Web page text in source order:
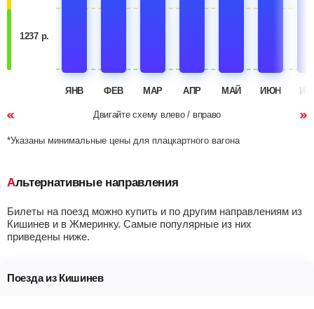
1237 р.
ЯНВ ФЕВ МАР АПР МАЙ ИЮН
Двигайте схему влево / вправо
*Указаны минимальные цены для плацкартного вагона
Альтернативные направления
Билеты на поезд можно купить и по другим направлениям из
Кишинев и в Жмеринку. Самые популярные из них
приведены ниже.
Поезда из Кишинев